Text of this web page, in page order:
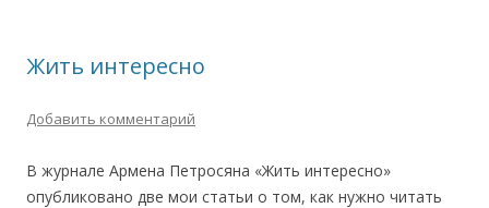
Жить интересно
Добавить комментарий
В журнале Армена Петросяна «Жить интересно»
опубликовано две мои статьи о том, как нужно читать